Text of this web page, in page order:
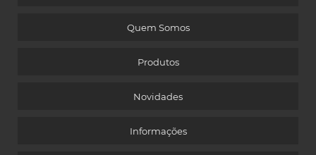
Quem Somos
Produtos
Novidades
Informações